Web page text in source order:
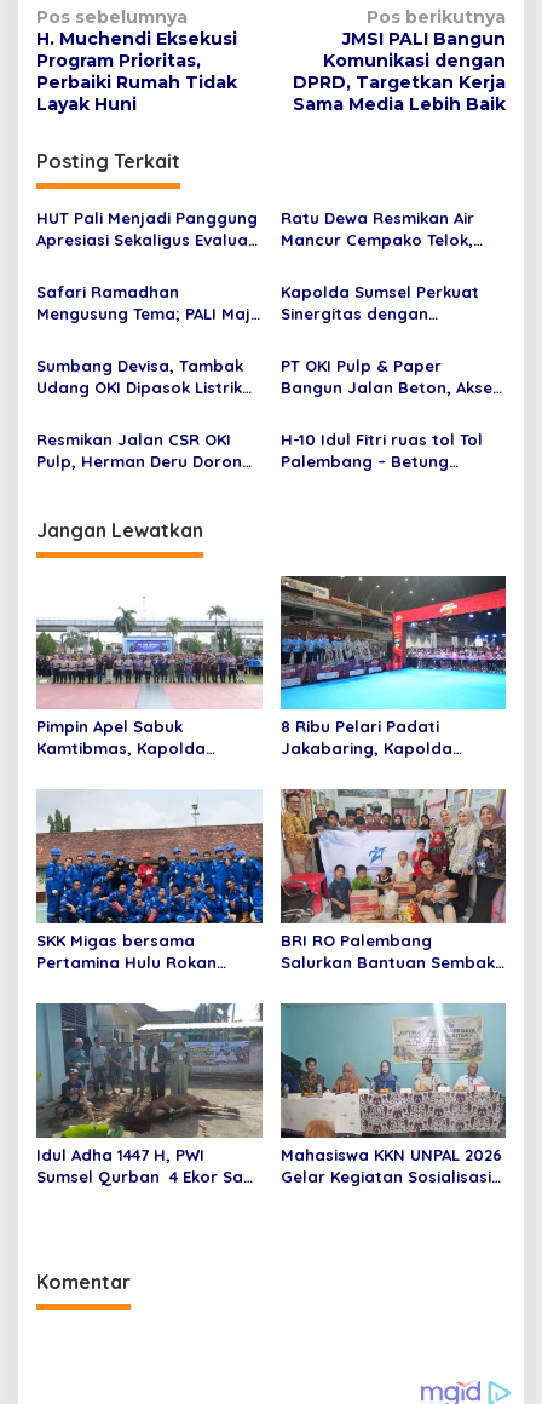
N
a
v
i
g
a
s
i
p
o
s
Pos sebelumnya
H. Muchendi Eksekusi
Program Prioritas,
Perbaiki Rumah Tidak
Layak Huni
Pos berikutnya
JMSI PALI Bangun
Komunikasi dengan
DPRD, Targetkan Kerja
Sama Media Lebih Baik
Posting Terkait
HUT Pali Menjadi Panggung
Apresiasi Sekaligus Evaluasi
Ratu Dewa Resmikan Air
Mancur Cempako Telok,
Darussalam
Safari Ramadhan
Mengusung Tema; PALI Maju
Kapolda Sumsel Perkuat
Sinergitas dengan
Kamtibmas
Sumbang Devisa, Tambak
Udang OKI Dipasok Listrik
PT OKI Pulp & Paper
Bangun Jalan Beton, Akses
Baung Kian Terbuka
Resmikan Jalan CSR OKI
Pulp, Herman Deru Dorong
H-10 Idul Fitri ruas tol Tol
Palembang – Betung
Jangan Lewatkan
Pimpin Apel Sabuk
Kamtibmas, Kapolda
Perkuat Persatuan dan
Tolak Provokasi
8 Ribu Pelari Padati
Jakabaring, Kapolda
Polri dan Masyarakat
Lewat Bhayangkara Run
2026
SKK Migas bersama
Pertamina Hulu Rokan
pendaftaran Program
Beasiswa Hulu Migas Tahun
Akademik 2026/2027
BRI RO Palembang
Salurkan Bantuan Sembako
Momentum HUT ke-27
Serikat Pekerja BRI Wilayah
Idul Adha 1447 H, PWI
Sumsel Qurban 4 Ekor Sapi
Mahasiswa KKN UNPAL 2026
Gelar Kegiatan Sosialisasi
Komentar